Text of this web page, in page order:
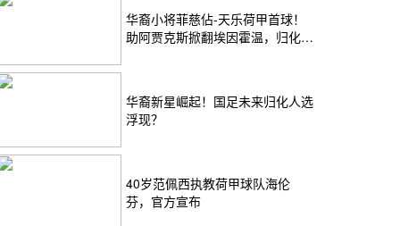
华裔小将菲慈佔-天乐荷甲首球！
助阿贾克斯掀翻埃因霍温，归化前
华裔新星崛起！国足未来归化人选
浮现？
40岁范佩西执教荷甲球队海伦
芬，官方宣布